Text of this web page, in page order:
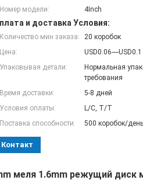
Номер модели:
4Inch
и доставка Условия:
Количество мин заказа:
20 коробок
Цена:
USD0.06----USD0.1
Упаковывая детали:
Нормальная
требования
Время доставки:
5-8 дней
Условия оплаты:
L/C, T/T
Поставка способности:
500 коробок/день
Контакт
меля 1.6mm режущий